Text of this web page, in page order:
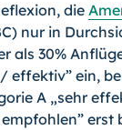
die
nur in
als 30%
effektiv” ein,
A „sehr
erst